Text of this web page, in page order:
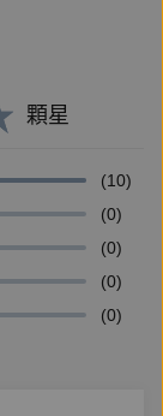
少將馮潼。
熟悉的代號
在撤退航班
玄武專案」背
的抉擇、官場
分，和大時代
顆星
(10)
(0)
(0)
(0)
(0)